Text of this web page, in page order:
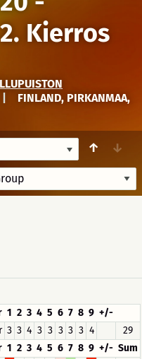
2. Kierros
FINLAND, PIRKANMAA,
↑ ↓
1 2 3 4 5 6 7 8 9 +/-
3 3 4 3 3 3 3 3 4
29
1 2 3 4 5 6 7 8 9 +/- Sum